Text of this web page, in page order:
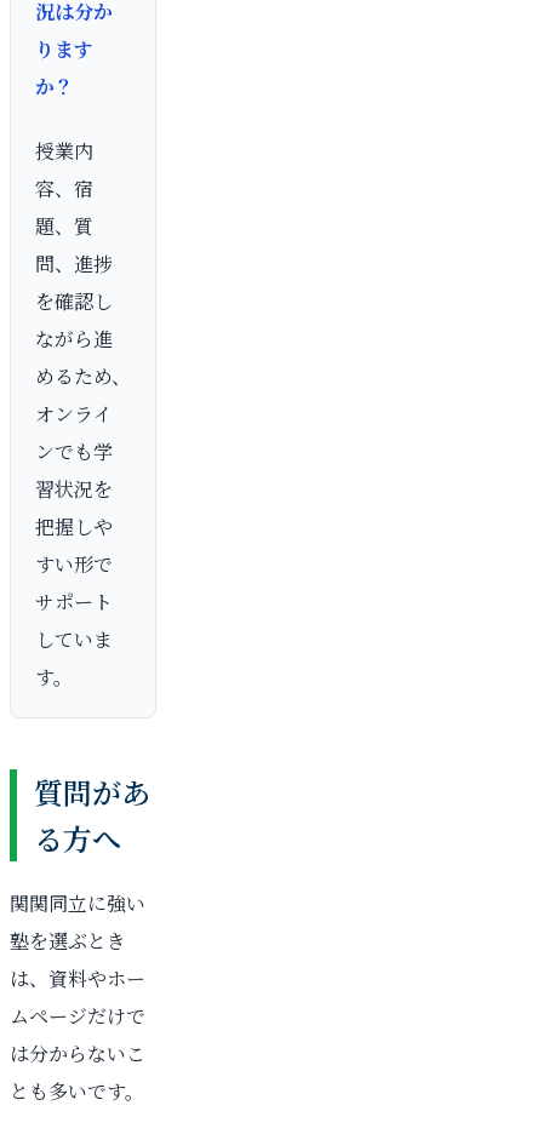
況は分か
ります
か？
授業内
容、宿
題、質
問、進捗
を確認し
ながら進
めるため、
オンライ
ンでも学
習状況を
把握しや
すい形で
サポート
していま
す。
質問があ
る方へ
関関同立に強い
塾を選ぶとき
は、資料やホー
ムページだけで
は分からないこ
とも多いです。